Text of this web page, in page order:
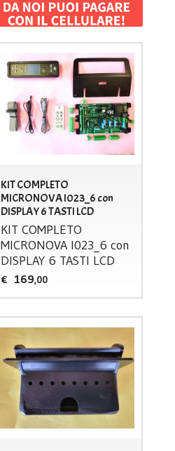
KIT COMPLETO
MICRONOVA I023_6 con
DISPLAY 6 TASTI LCD
KIT COMPLETO
MICRONOVA I023_6 con
DISPLAY 6 TASTI LCD
€ 169,00